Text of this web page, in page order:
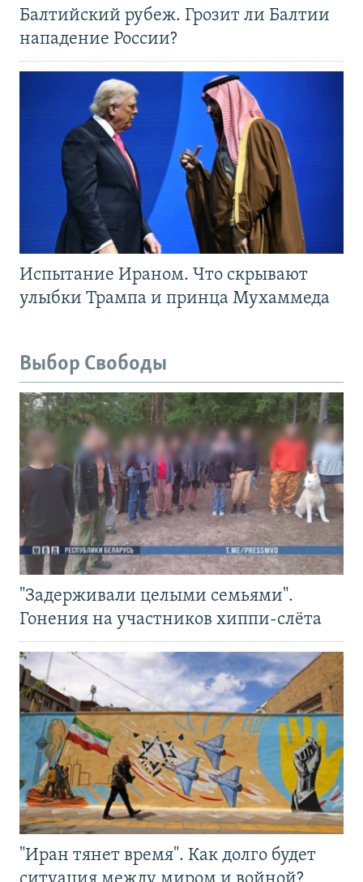
Балтийский рубеж. Грозит ли Балтии
нападение России?
Испытание Ираном. Что скрывают
улыбки Трампа и принца Мухаммеда
Выбор Свободы
"Задерживали целыми семьями".
Гонения на участников хиппи-слёта
"Иран тянет время". Как долго будет